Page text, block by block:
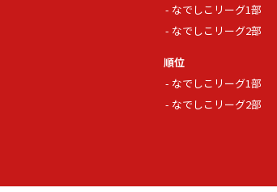
なでしこリーグ1部
なでしこリーグ2部
順位
なでしこリーグ1部
なでしこリーグ2部